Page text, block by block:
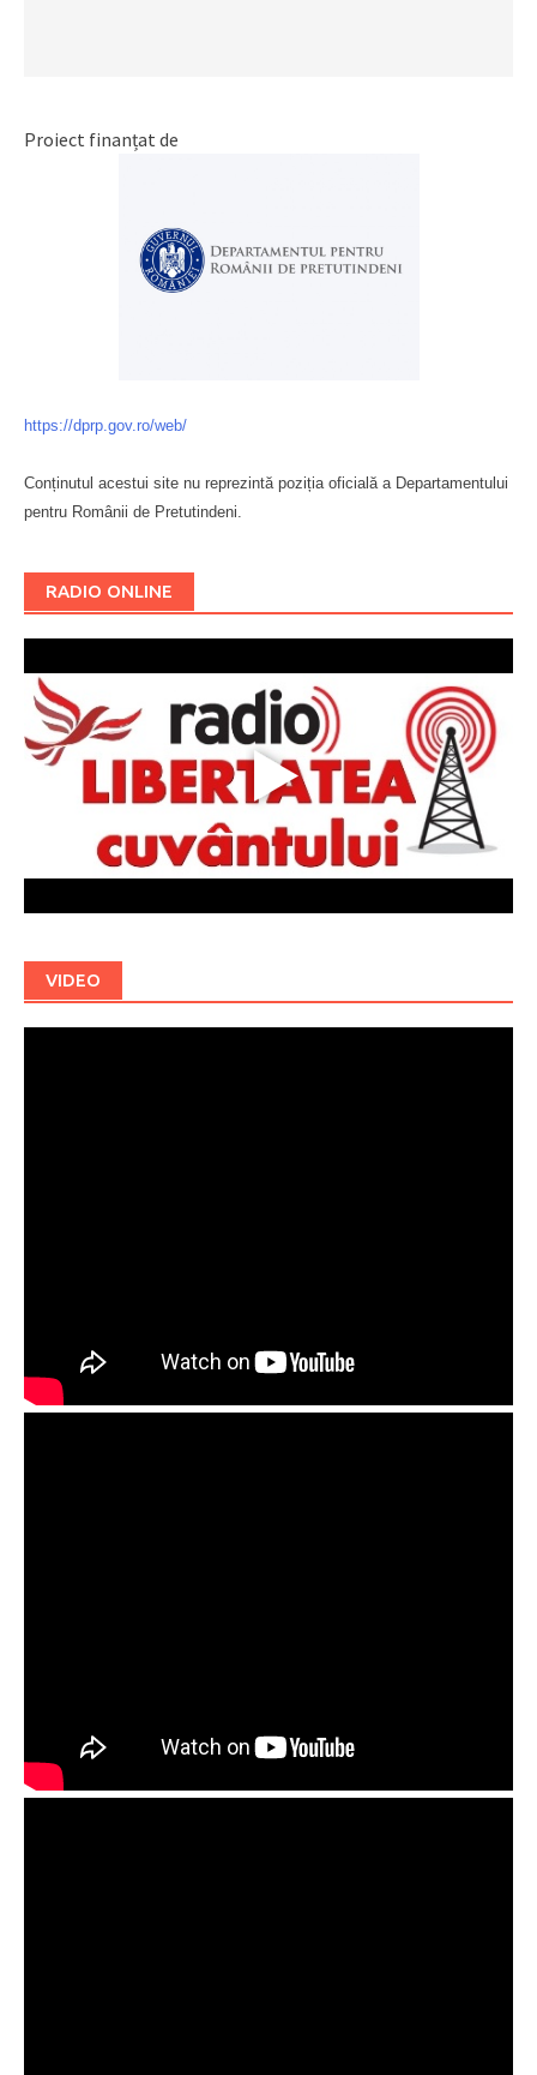
Proiect finanțat de
https://dprp.gov.ro/web/
Conținutul acestui site nu reprezintă poziția oficială a Departamentului
pentru Românii de Pretutindeni.
RADIO ONLINE
VIDEO